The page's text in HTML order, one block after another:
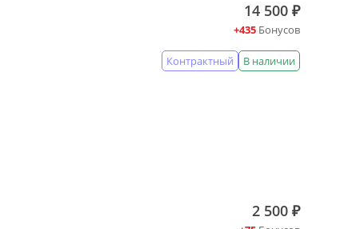
14 500 ₽
+435Бонусов
В наличии
Контрактный
2 500 ₽